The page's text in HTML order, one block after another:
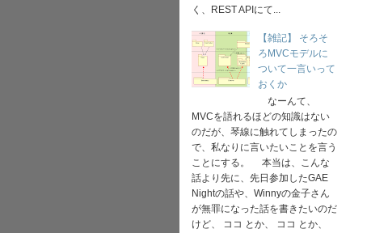
く、REST APIにて...
【雑記】 そろそ
ろMVCモデルに
ついて一言いって
おくか
なーんて、
MVCを語れるほどの知識はない
のだが、琴線に触れてしまったの
で、私なりに言いたいことを言う
ことにする。 本当は、こんな
話より先に、先日参加したGAE
Nightの話や、Winnyの金子さん
が無罪になった話を書きたいのだ
けど、 ココ とか、 ココ とか、